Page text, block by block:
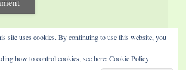
site uses cookies. By continuing to use this website, you
how to control cookies, see here:Cookie Policy